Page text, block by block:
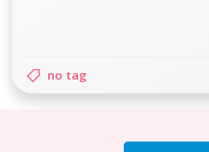
no tag